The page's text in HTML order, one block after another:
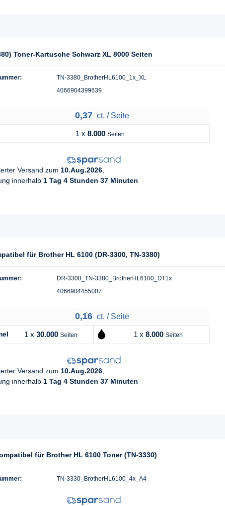
Toner-Kartusche Schwarz XL 8000 Seiten
TN-3380_BrotherHL6100_1x_XL
4066904399639
0,37 ct. / Seite
1 x 8.000 Seiten
Versand zum 10.Aug.2026,
innerhalb 1 Tag 4 Stunden 37 Minuten
für Brother HL 6100 (DR-3300, TN-3380)
DR-3300_TN-3380_BrotherHL6100_DT1x
4066904455007
0,16 ct. / Seite
1 x 30.000 Seiten 1 x 8.000 Seiten
Versand zum 10.Aug.2026
innerhalb 1 Tag 4 Stunden 37 Minuten
für Brother HL 6100 Toner (TN-3330)
TN-3330_BrotherHL6100_4x_A4